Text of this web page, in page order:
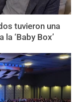
tuvieron una
‘Baby Box’